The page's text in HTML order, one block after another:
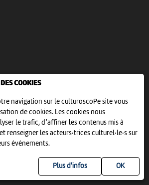
COOKIES
navigation sur le culturoscoPe site vous
de cookies. Les cookies nous
le trafic, d’affiner les contenus mis à
renseigner les acteurs·trices culturel·le·s sur
événements.
Plus d'infos